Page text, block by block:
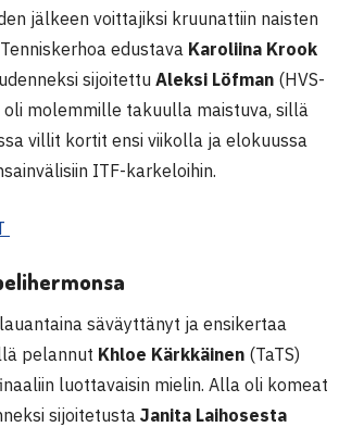
jälkeen voittajiksi kruunattiin naisten
edustava Karoliina Krook
sijoitettu Aleksi Löfman (HVS-
oli molemmille takuulla maistuva, sillä
villit kortit ensi viikolla ja elokuussa
ITF-karkeloihin.
säväyttänyt ja ensikertaa
pelannut Khloe Kärkkäinen (TaTS)
luottavaisin mielin. Alla oli komeat
sijoitetusta Janita Laihosesta